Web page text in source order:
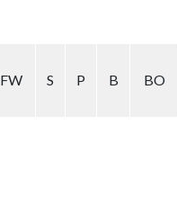
FW S P B BO